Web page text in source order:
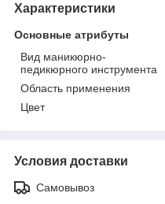
Характеристики
Основные атрибуты
Вид маникюрно-
педикюрного инструмента
Область применения
Цвет
Условия доставки
Самовывоз